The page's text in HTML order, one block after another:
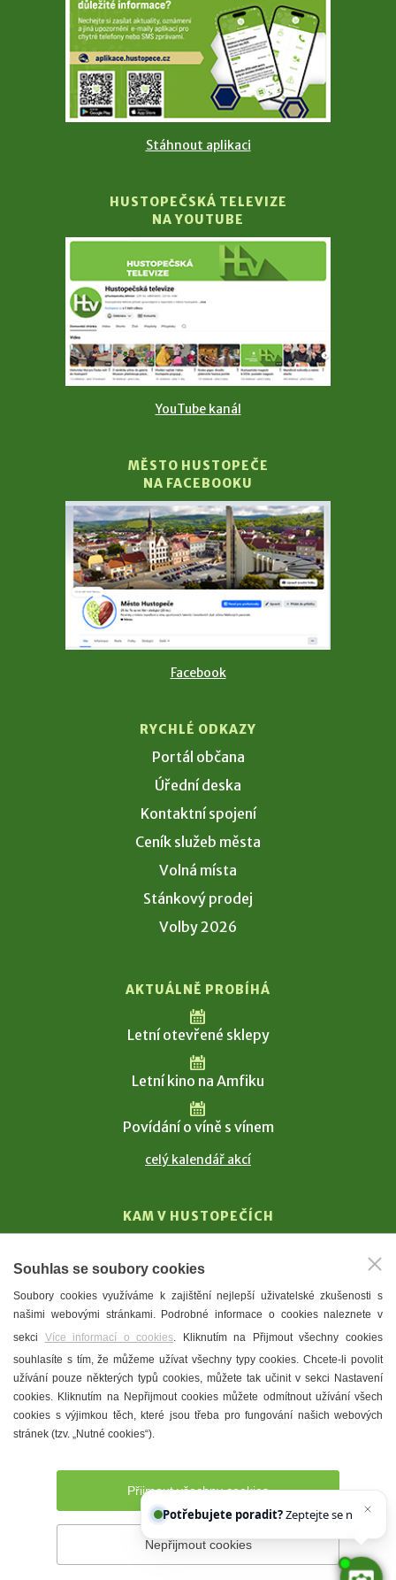
Stáhnout aplikaci
HUSTOPEČSKÁ TELEVIZE
NA YOUTUBE
YouTube kanál
MĚSTO HUSTOPEČE
NA FACEBOOKU
Facebook
RYCHLÉ ODKAZY
Portál občana
Úřední deska
Kontaktní spojení
Ceník služeb města
Volná místa
Stánkový prodej
Volby 2026
AKTUÁLNĚ PROBÍHÁ
Letní otevřené sklepy
Letní kino na Amfiku
Povídání o víně s vínem
celý kalendář akcí
KAM V HUSTOPEČÍCH
T. G. Masaryk
Mandloně
Ubytování
Restaurace
Městské muzeum a galerie
Denní meníčka
Prohlášení o přístupnosti Správce webu
Souhlas se soubory cookies
Soubory cookies využíváme k zajištění nejlepší uživatelské zkušenosti s
našimi webovými stránkami. Podrobné informace o cookies naleznete v
sekci Více informací o cookies. Kliknutím na Přijmout všechny cookies
souhlasíte s tím, že můžeme užívat všechny typy cookies. Chcete-li povolit
užívání pouze některých typů cookies, můžete tak učinit v sekci Nastavení
cookies. Kliknutím na Nepřijmout cookies můžete odmítnout užívání všech
cookies s výjimkou těch, které jsou třeba pro fungování našich webových
stránek (tzv. „Nutné cookies“).
Přijmout všechny cookies
Nepřijmout cookies
Potřebujete poradit?Zeptejte se našeho asis